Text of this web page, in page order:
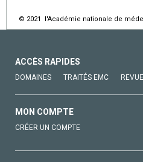
© 2021 l'Académie nationale de
ACCÈS RAPIDES
DOMAINES TRAITÉS EMC
MON COMPTE
CRÉER UN COMPTE